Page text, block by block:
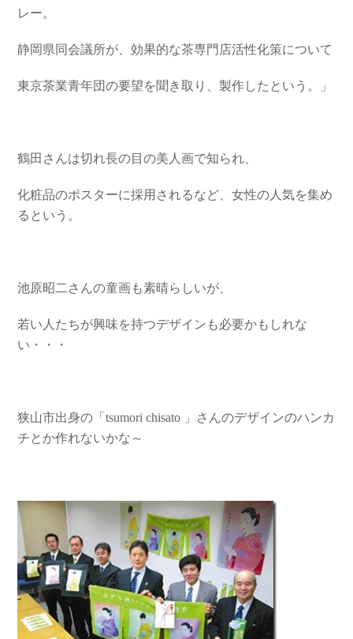
レー。
静岡県同会議所が、効果的な茶専門店活性化策について
東京茶業青年団の要望を聞き取り、製作したという。」
鶴田さんは切れ長の目の美人画で知られ、
化粧品のポスターに採用されるなど、女性の人気を集め
るという。
池原昭二さんの童画も素晴らしいが、
若い人たちが興味を持つデザインも必要かもしれな
い・・・
狭山市出身の「tsumori chisato 」さんのデザインのハンカ
チとか作れないかな～